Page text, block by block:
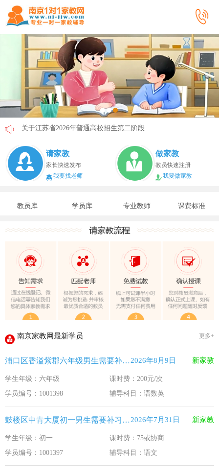
省教育厅最新发文！事关2026年普通高校综合评价招生改革
我市2026年春季学期学生资助申请开始
致全省中小学生家长的一封信
2025年12月江苏教育考试月历
最新！教育部等5部门发布20条举措
​2025年11月江苏教育考试月历
5个新突破！国新办发布会介绍“十四五”时期加快建设教育强
省教育厅最新发文！事关2026年普通高校综合评价招生改革 2026-4-10
我市2026年春季学期学生资助申请开始
速看！新学期开学安全提示！
致全省中小学生家长的一封信 2026-2-3
教育部关于做好2026年普通高校招生工作的通知 [教学(
江苏33个！教育部最新认定2025年第一批义务教育优质均
2025年12月江苏教育考试月历 2025-12-1
请家教
家长快速发布
我要找老师
做家教
教员快速注册
我要做家教
教员库 学员库 专业教师 课费标准
南京家教网最新学员 更多+
浦口区香溢紫郡六年级男生需要补习语数英2026年8月9日 新家教
学生年级：六年级
课时费：200元/次
学员编号：1001398
辅导科目：语数英
鼓楼区中青大厦初一男生需要补习语文2026年7月31日 新家教
学生年级：初一
课时费：75或协商
学员编号：1001397
辅导科目：语文